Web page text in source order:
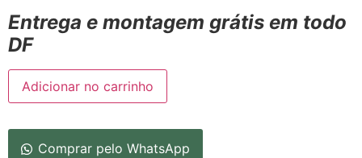
Entrega e montagem grátis em todo
DF
Adicionar no carrinho
Comprar pelo WhatsApp